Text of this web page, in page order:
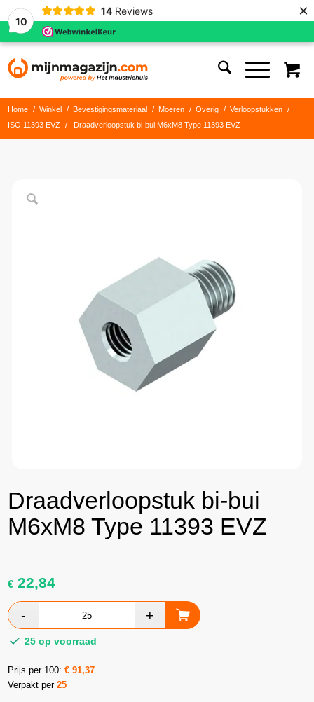
10
14 Reviews ×
Home / Winkel / Bevestigingsmateriaal / Moeren / Overig / Verloopstukken
/
ISO 11393 EVZ
/ Draadverloopstuk bi-bui M6xM8 Type 11393 EVZ
Draadverloopstuk bi-bui
M6xM8 Type 11393 EVZ
€ 22,84
25 op voorraad
Prijs per 100:€91,37
Verpakt per25